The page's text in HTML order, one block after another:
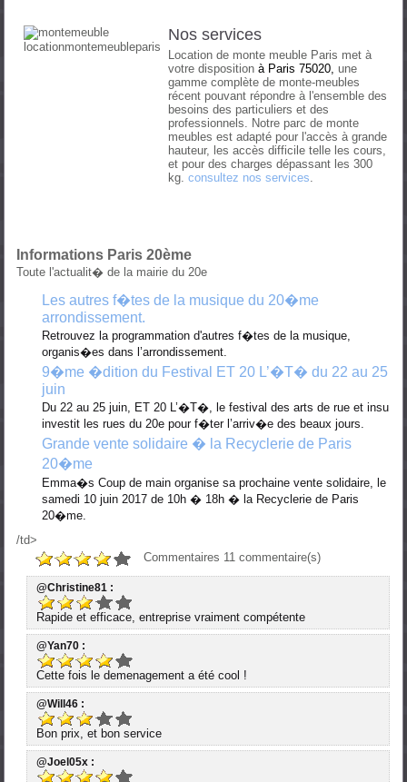
Nos services
Location de monte meuble Paris met à
votre dispositionà Paris 75020,une
gamme complète de monte-meubles
récent pouvant répondre à l'ensemble des
besoins des particuliers et des
professionnels. Notre parc de monte
meubles est adapté pour l'accès à grande
hauteur, les accès difficile telle les cours,
et pour des charges dépassant les 300
kg.consultez nos services
Informations Paris 20ème
Toute l'actualit� de la mairie du 20e
Les autres f�tes de la musique du 20�me
arrondissement.
Retrouvez la programmation d'autres f�tes de la musique,
organis�es dans l’arrondissement.
9�me �dition du Festival ET 20 L’�T� du 22 au 25
juin
Du 22 au 25 juin, ET 20 L’�T�, le festival des arts de rue et insu
investit les rues du 20e pour f�ter l’arriv�e des beaux jours.
Grande vente solidaire � la Recyclerie de Paris
20�me
Emma�s Coup de main organise sa prochaine vente solidaire, le
samedi 10 juin 2017 de 10h � 18h � la Recyclerie de Paris
20�me.
/td>
Commentaires 11 commentaire(s)
@Christine81 :
Rapide et efficace, entreprise vraiment compétente
@Yan70 :
Cette fois le demenagement a été cool !
@Will46 :
Bon prix, et bon service
@Joel05x :